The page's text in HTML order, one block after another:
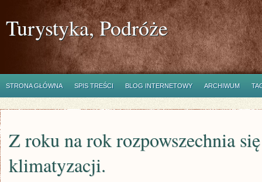
Turystyka, Podróże
STRONA GŁÓWNA SPIS TREŚCI BLOG INTERNETOWY ARCHIWUM
Z roku na rok rozpowszechnia
klimatyzacji.